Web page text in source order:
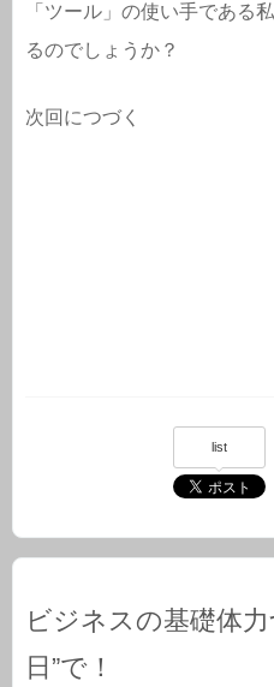
「ツール」の使い手である
るのでしょうか？
次回につづく
list
ビジネスの基礎体
日”で！